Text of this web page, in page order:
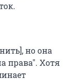
но она
права". Хотя